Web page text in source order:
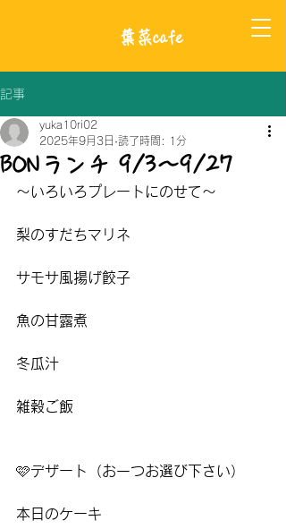
​葉菜cafe
記事
BONランチ 9/3〜9/27
yuka10ri02
2025年9月3日 読了時間: 1分
〜いろいろプレートにのせて〜
梨のすだちマリネ
サモサ風揚げ餃子
魚の甘露煮
冬瓜汁
雑穀ご飯
🩷デザート（お一つお選び下さい）
本日のケーキ